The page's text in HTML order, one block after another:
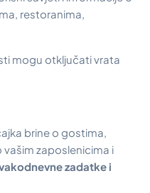
restoranima,
mogu otključati vrata
brine o gostima,
zaposlenicima i
zadatke i